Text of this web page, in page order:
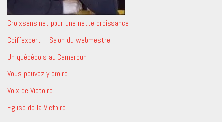
Croixsens.net pour une nette croissance
Coiffexpert – Salon du webmestre
Un québécois au Cameroun
Vous pouvez y croire
Voix de Victoire
Eglise de la Victoire